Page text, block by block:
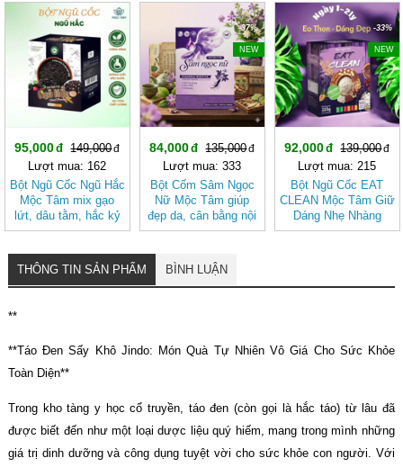
-36%
95,000
149,000
Lượt mua: 162
Bột Ngũ Cốc Ngũ Hắc
Mộc Tâm mix gạo
lứt, dâu tằm, hắc kỷ
tử, mè đen, đậu đen
-37%
NEW
84,000
135,000
Lượt mua: 333
Bột Cốm Sâm Ngọc
Nữ Mộc Tâm giúp
đẹp da, cân bằng nội
tiết tố nữ
-33%
NEW
92,000
139,000
Lượt mua: 215
Bột Ngũ Cốc EAT
CLEAN Mộc Tâm Giữ
Dáng Nhẹ Nhàng
Theo Cách Tự Nhiên
THÔNG TIN SẢN PHẨM BÌNH LUẬN
**
**Táo Đen Sấy Khô Jindo: Món Quà Tự Nhiên Vô Giá Cho Sức Khỏe
Toàn Diện**
Trong kho tàng y học cổ truyền, táo đen (còn gọi là hắc táo) từ lâu đã
được biết đến như một loại dược liệu quý hiếm, mang trong mình những
giá trị dinh dưỡng và công dụng tuyệt vời cho sức khỏe con người. Với